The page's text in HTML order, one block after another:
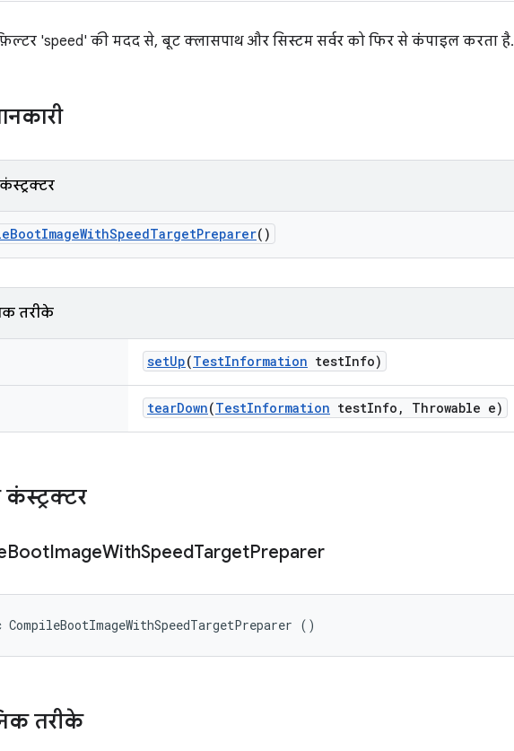
'speed' की मदद से, बूट क्लासपाथ और सिस्टम सर्वर को फिर से कंपाइल करता है.
BootImageWithSpeedTargetPreparer()
तरीके
setUp(TestInformation testInfo)
tearDown(TestInformation testInfo , Throwable e)
BootImageWithSpeedTargetPreparer
()
तरीके